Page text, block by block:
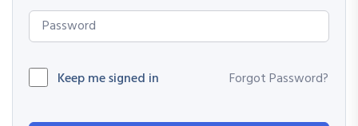
Keep me signed in Forgot Password?